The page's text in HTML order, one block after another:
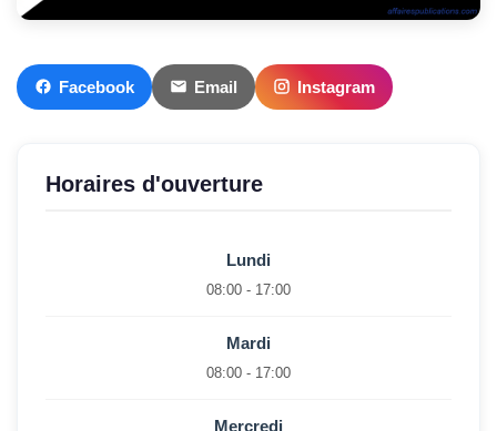
Facebook Email Instagram
Horaires d'ouverture
Lundi
08:00 - 17:00
Mardi
08:00 - 17:00
Mercredi